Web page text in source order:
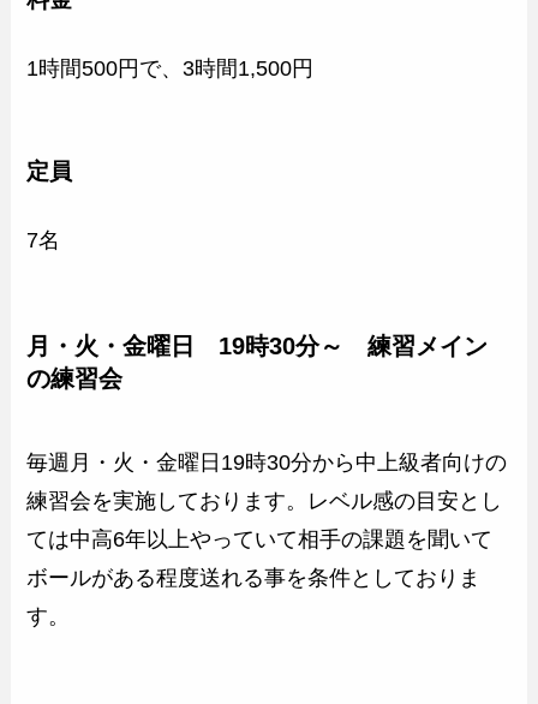
1時間500円で、3時間1,500円
定員
7名
月・火・金曜日 19時30分～ 練習メイン
の練習会
毎週月・火・金曜日19時30分から中上級者向けの
練習会を実施しております。レベル感の目安とし
ては中高6年以上やっていて相手の課題を聞いて
ボールがある程度送れる事を条件としておりま
す。